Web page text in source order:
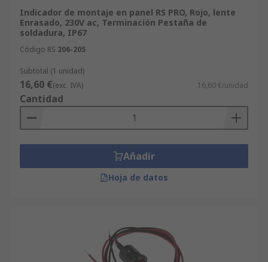
Indicador de montaje en panel RS PRO, Rojo, lente
Enrasado, 230V ac, Terminación Pestaña de
soldadura, IP67
Código RS 206-205
Subtotal (1 unidad)
16,60 €(exc. IVA) 16,60 €/unidad
Cantidad
Añadir
Hoja de datos